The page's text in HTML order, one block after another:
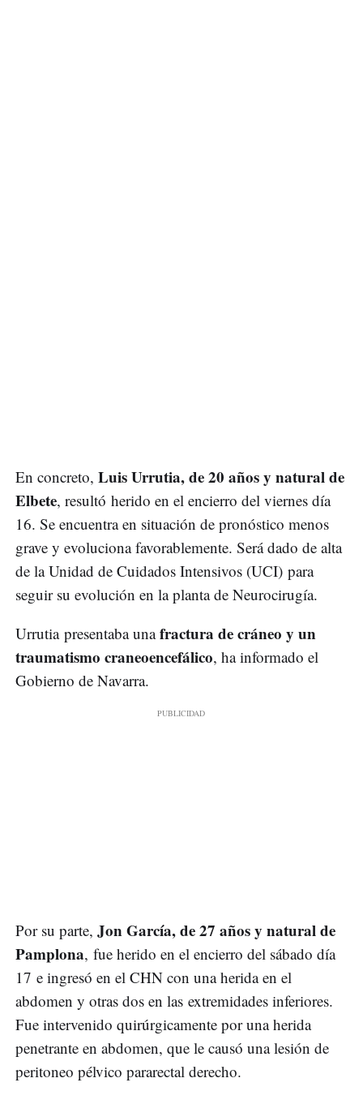
En concreto, Luis Urrutia, de 20 años y natural de
Elbete, resultó herido en el encierro del viernes día
16. Se encuentra en situación de pronóstico menos
grave y evoluciona favorablemente. Será dado de alta
de la Unidad de Cuidados Intensivos (UCI) para
seguir su evolución en la planta de Neurocirugía.
Urrutia presentaba unafractura de cráneo y un
traumatismo craneoencefálico, ha informado el
Gobierno de Navarra.
Por su parte, Jon García, de 27 años y natural de
Pamplona, fue herido en el encierro del sábado día
17 e ingresó en el CHN con una herida en el
abdomen y otras dos en las extremidades inferiores.
Fue intervenido quirúrgicamente por una herida
penetrante en abdomen, que le causó una lesión de
peritoneo pélvico pararectal derecho.